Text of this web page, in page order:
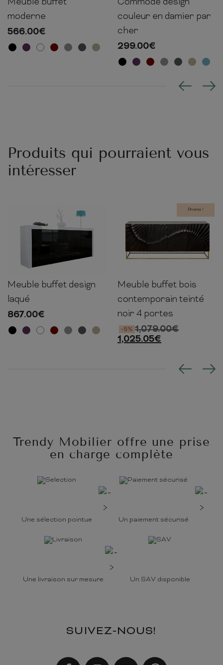
moderne
566.00€
couleur en damier par
cher
299.00€
Produits qui pourraient vous
intéresser
72cm 167cm 35cm
Meuble buffet design
laqué
867.00€
Promo !
76cm 177cm 38cm
Meuble buffet bois
contemporain teinté
noir 4 portes
1,079.00€
-5%
1,025.05€
Trendy Mobilier offre une prise
en charge complète
Une sélection pointue Un paiement sécurisé
Une livraison sur mesure Un SAV disponible
SUIVEZ-NOUS!